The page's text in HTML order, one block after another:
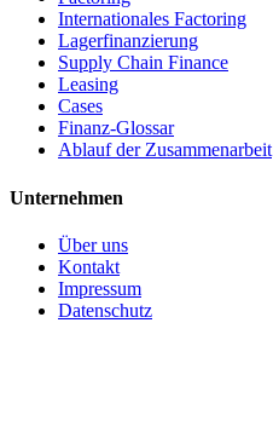
Internationales Factoring
Lagerfinanzierung
Supply Chain Finance
Leasing
Cases
Finanz-Glossar
Ablauf der Zusammenarbeit
Unternehmen
Über uns
Kontakt
Impressum
Datenschutz